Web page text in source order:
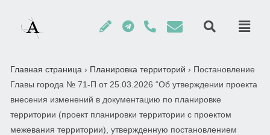
Главная страница › Планировка территорий › Постановление
Главы города № 71-П от 25.03.2026 “Об утверждении проекта
внесения изменений в документацию по планировке
территории (проект планировки территории с проектом
межевания территории), утвержденную постановлением